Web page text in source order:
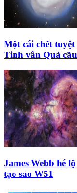
Một cái chết
Tinh vân Quả
James Webb hé
tạo sao W51